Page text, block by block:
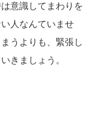
意識してまわりを
人なんていませ
うよりも、緊張し
きましょう。